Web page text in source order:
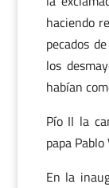
haciendo
pecados
los
habían
Pío II la
papa
En la